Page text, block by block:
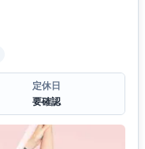
定休日
要確認